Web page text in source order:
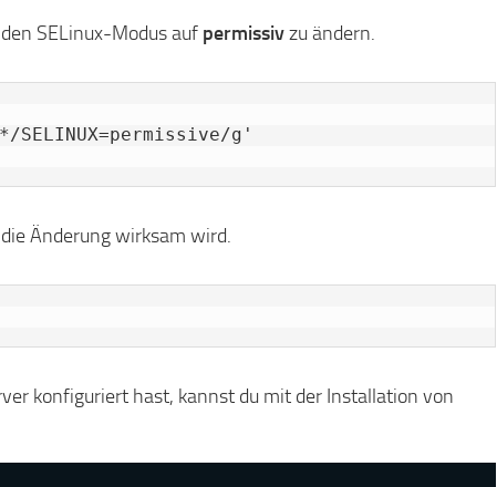
SELinux-Modus auf permissivzu ändern.
g'
Änderung wirksam wird.
konfiguriert hast, kannst du mit der Installation von